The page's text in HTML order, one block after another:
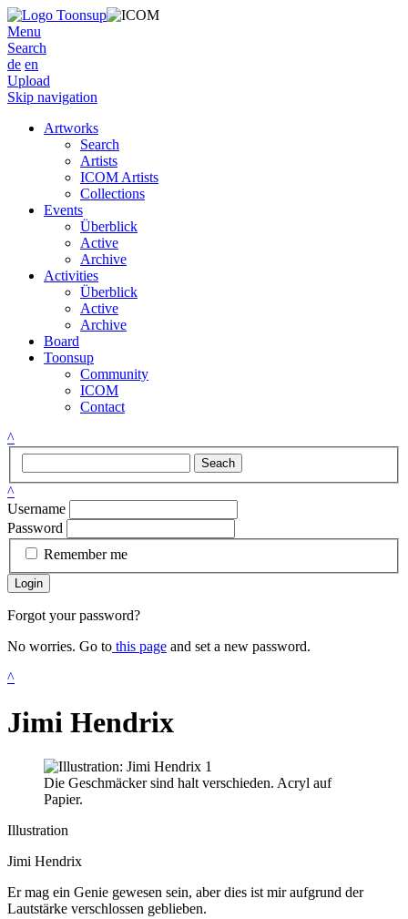
Menu
Search
de en
Upload
Skip navigation
Artworks
Search
Artists
ICOM Artists
Collections
Events
Überblick
Active
Archive
Activities
Überblick
Active
Archive
Board
Toonsup
Community
ICOM
Contact
^
Seach
^
Username
Password
Remember me
Login
Forgot your password?
No worries. Go to this page and set a new password.
^
Jimi Hendrix
Die Geschmäcker sind halt verschieden. Acryl auf
Papier.
Illustration
Jimi Hendrix
Er mag ein Genie gewesen sein, aber dies ist mir aufgrund der
Lautstärke verschlossen geblieben.